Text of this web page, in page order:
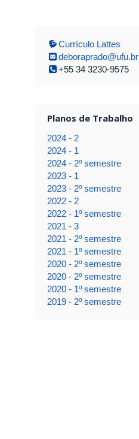
Currículo Lattes
deboraprado@ufu.br
+55 34 3230-9575
Planos de Trabalho
2024 - 2
2024 - 1
2024 - 2º semestre
2023 - 1
2023 - 2º semestre
2022 - 2
2022 - 1º semestre
2021 - 3
2021 - 2º semestre
2021 - 1º semestre
2020 - 2º semestre
2020 - 2º semestre
2020 - 1º semestre
2019 - 2º semestre